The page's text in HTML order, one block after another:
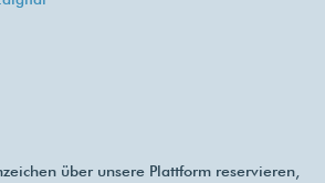
über unsere Plattform reservieren,